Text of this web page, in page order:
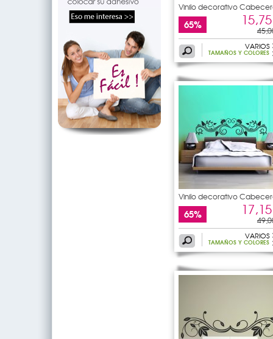
Vinilo decorativo
de
65%
VARIOS
TAMAÑOS Y COLORES
Vinilo decorativo
de
65%
VARIOS
TAMAÑOS Y COLORES